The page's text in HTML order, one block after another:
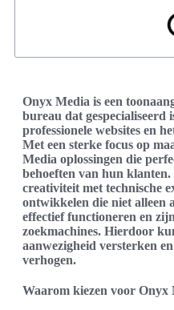
Onyx Media is een
bureau dat gespecialiseerd
professionele websites en
Met een sterke focus op
Media oplossingen die
behoeften van hun
creativiteit met technische
ontwikkelen die niet
effectief functioneren en
zoekmachines. Hierdoor
aanwezigheid versterken
verhogen.
Waarom kiezen voor Onyx